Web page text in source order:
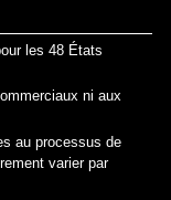
les 48 États
ni aux
au processus de
varier par